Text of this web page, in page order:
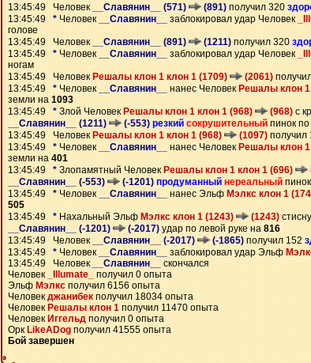
13:45:49 Человек
__Славянин__ (571) (891) получил 320
13:45:49 * Человек __Славянин__ заблокировал удар Человек
голове
13:45:49 Человек
__Славянин__ (891) (1211) получил 320
13:45:49 * Человек __Славянин__ заблокировал удар Человек
ногам
13:45:49 Человек Решалы клон 1 клон 1 (1709) (2061)
13:45:49 * Человек __Славянин__ нанес Человек Решалы клон 1
земли на 1093
13:45:49 * Злой Человек Решалы клон 1 клон 1 (968) (968) с
__Славянин__ (1211)
(-553) резкий сокрушительный пинок
13:45:49 Человек Решалы клон 1 клон 1 (968) (1097) получил
13:45:49 * Человек __Славянин__ нанес Человек Решалы клон 1
земли на 401
13:45:49 * Злопамятный Человек Решалы клон 1 клон 1 (696)
__Славянин__ (-553)
(-1201) продуманный нереальный
13:45:49 * Человек __Славянин__ нанес Эльф Мэлкс клон 1
505
13:45:49 * Нахальный Эльф Мэлкс клон 1 (1243) (1243)
__Славянин__ (-1201)
(-2017) удар по левой руке на 816
13:45:49 Человек
__Славянин__ (-2017) (-1865) получил 152
13:45:49 * Человек __Славянин__ заблокировал удар Эльф
13:45:49 Человек
__Славянин__
скончался
Человек
_Illumate_
получил 0 опыта
Эльф Мэлкс получил 6156 опыта
Человек джанибек получил 18034 опыта
Человек Решалы клон 1 получил 11470 опыта
Человек Иггельд получил 0 опыта
Орк LikeADog получил 41555 опыта
Бой завершен